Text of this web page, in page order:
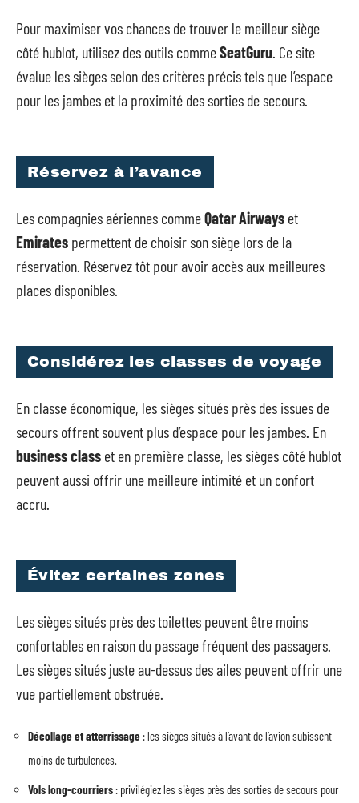
Pour maximiser vos chances de trouver le meilleur siège
côté hublot, utilisez des outils commeSeatGuru. Ce site
évalue les sièges selon des critères précis tels que l’espace
pour les jambes et la proximité des sorties de secours.
Réservez à l’avance
Les compagnies aériennes commeQatar Airways et
Emirates permettent de choisir son siège lors de la
réservation. Réservez tôt pour avoir accès aux meilleures
places disponibles.
Considérez les classes de voyage
En classe économique, les sièges situés près des issues de
secours offrent souvent plus d’espace pour les jambes. En
business class et en première classe, les sièges côté hublot
peuvent aussi offrir une meilleure intimité et un confort
accru.
Évitez certaines zones
Les sièges situés près des toilettes peuvent être moins
confortables en raison du passage fréquent des passagers.
Les sièges situés juste au-dessus des ailes peuvent offrir une
vue partiellement obstruée.
Décollage et atterrissage : les sièges situés à l’avant de l’avion subissent
moins de turbulences.
Vols long-courriers : privilégiez les sièges près des sorties de secours pour